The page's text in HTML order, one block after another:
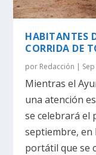
HABITANTES
CORRIDA DE
por Redacción |
Mientras el
una atención
se celebrará el
septiembre, en
portátil que se